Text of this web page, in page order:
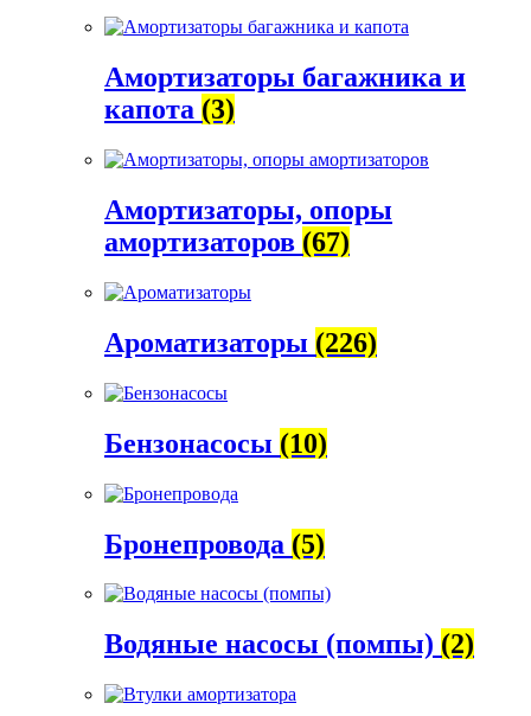
Амортизаторы багажника и
капота (3)
Амортизаторы, опоры
амортизаторов (67)
Ароматизаторы (226)
Бензонасосы (10)
Бронепровода (5)
Водяные насосы (помпы) (2)